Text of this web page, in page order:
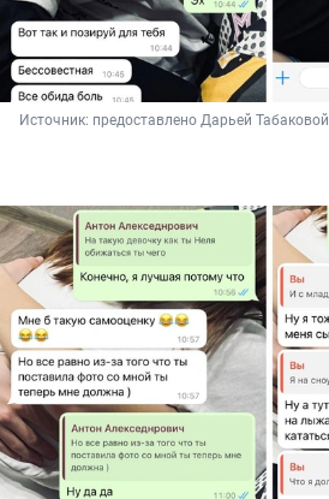
Источник: предоставлено Дарьей Табаковой